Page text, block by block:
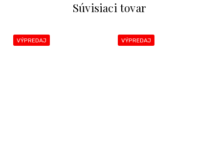
Súvisiaci tovar
VÝPREDAJ VÝPREDAJ